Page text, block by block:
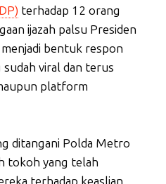
terhadap 12 orang
ijazah palsu Presiden
bentuk respon
viral dan terus
platform
ditangani Polda Metro
tokoh yang telah